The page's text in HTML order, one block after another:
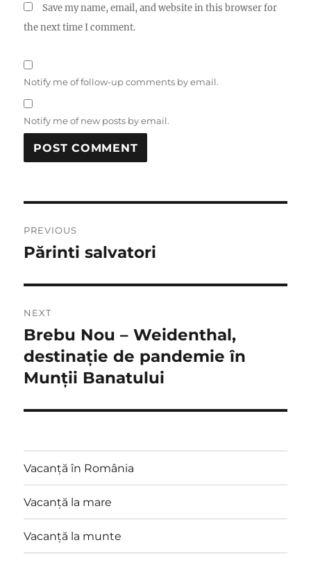
Save my name, email, and website in this browser for
the next time I comment.
Notify me of follow-up comments by email.
Notify me of new posts by email.
navigation
PREVIOUS
Previous
Părinti salvatori
NEXT
Next
post:
Brebu Nou – Weidenthal,
destinație de pandemie în
Munții Banatului
Vacanță în România
Vacanță la mare
Vacanță la munte